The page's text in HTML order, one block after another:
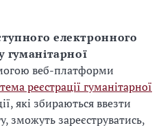
електронного
гуманітарної
веб-платформи
реєстрації гуманітарної
які збираються ввезти
зможуть зареєструватись,